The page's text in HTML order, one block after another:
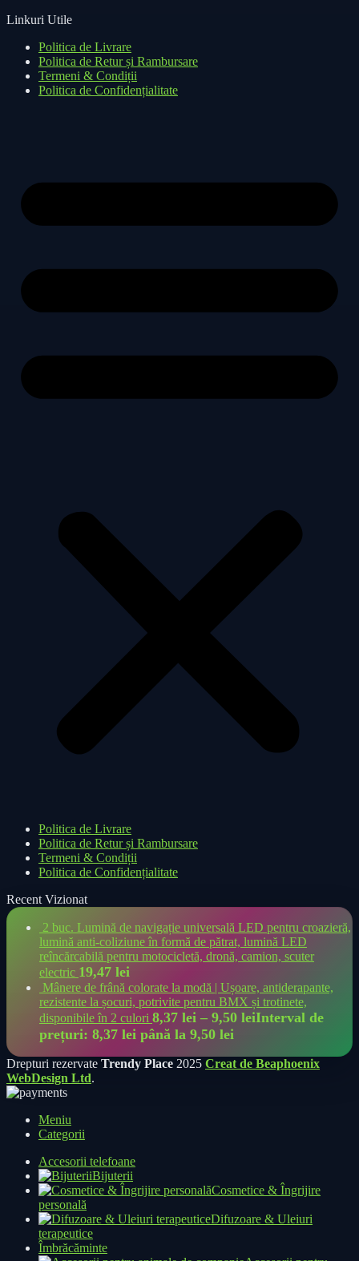
Linkuri Utile
Politica de Livrare
Politica de Retur și Rambursare
Termeni & Condiții
Politica de Confidențialitate
Politica de Livrare
Politica de Retur și Rambursare
Termeni & Condiții
Politica de Confidențialitate
Recent Vizionat
2 buc. Lumină de navigație universală LED pentru croazieră,
lumină anti-coliziune în formă de pătrat, lumină LED
reîncărcabilă pentru motocicletă, dronă, camion, scuter
electric 19,47 lei
Mânere de frână colorate la modă | Ușoare, antiderapante,
rezistente la șocuri, potrivite pentru BMX și trotinete,
disponibile în 2 culori 8,37 lei – 9,50 leiInterval de
prețuri: 8,37 lei până la 9,50 lei
Drepturi rezervate Trendy Place 2025 Creat de Beaphoenix
WebDesign Ltd.
Meniu
Categorii
Accesorii telefoane
Bijuterii
Cosmetice & Îngrijire
personală
Difuzoare & Uleiuri
terapeutice
Îmbrăcăminte